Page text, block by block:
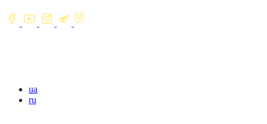
ua
ru